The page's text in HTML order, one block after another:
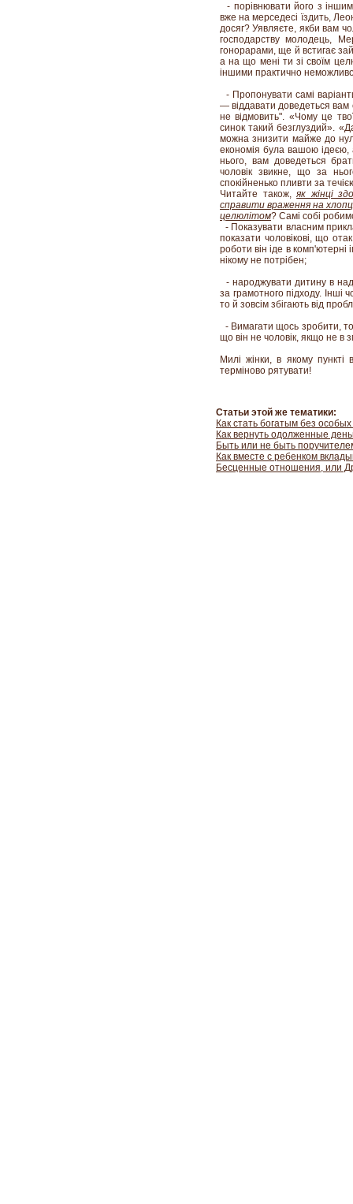
- порівнювати його з
вже на мерседесі їздить,
досяг? Уявляєте, якби вам
господарству молодець,
гонорарами, ще й встигає
а на що мені ти зі своїм
іншими практично
- Пропонувати самі
— віддавати доведеться вам
не відмовить". «Чому це
синок такий безглуздий».
можна знизити майже до
економія була вашою ідеєю,
нього, вам доведеться
чоловік звикне, що за
спокійненько пливти за
Читайте також,як жінці
справити враження на
целюлітом? Самі собі
- Показувати власним
показати чоловікові, що
роботи він іде в комп'ютерні
нікому не потрібен;
- народжувати дитину в
за грамотного підходу. Інші
то й зовсім збігають від
- Вимагати щось зробити,
що він не чоловік, якщо не в
Милі жінки, в якому пункті
терміново рятувати!
Статьи этой же тематики:
Как стать богатым без
Как вернуть одолженные
Быть или не быть
Как вместе с ребенком
Бесценные отношения, или